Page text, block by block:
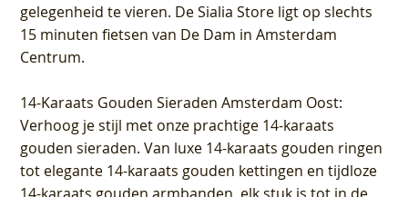
gelegenheid te vieren. De Sialia Store ligt op slechts
15 minuten fietsen van De Dam in Amsterdam
Centrum.
14-Karaats Gouden Sieraden Amsterdam Oost:
Verhoog je stijl met onze prachtige 14-karaats
gouden sieraden. Van luxe 14-karaats gouden ringen
tot elegante 14-karaats gouden kettingen en tijdloze